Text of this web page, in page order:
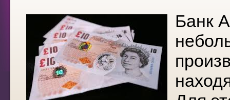
Банк